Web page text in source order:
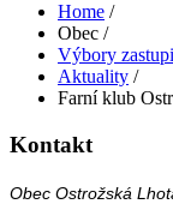
Home /
Obec /
Výbory
Aktuality /
Farní klub
Kontakt
Obec Ostrožská